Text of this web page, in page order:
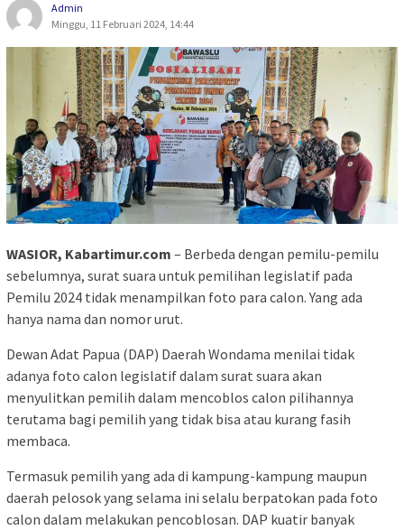
Admin
Minggu, 11 Februari 2024, 14:44
WASIOR, Kabartimur.com – Berbeda dengan pemilu-pemilu
sebelumnya, surat suara untuk pemilihan legislatif pada
Pemilu 2024 tidak menampilkan foto para calon. Yang ada
hanya nama dan nomor urut.
Dewan Adat Papua (DAP) Daerah Wondama menilai tidak
adanya foto calon legislatif dalam surat suara akan
menyulitkan pemilih dalam mencoblos calon pilihannya
terutama bagi pemilih yang tidak bisa atau kurang fasih
membaca.
Termasuk pemilih yang ada di kampung-kampung maupun
daerah pelosok yang selama ini selalu berpatokan pada foto
calon dalam melakukan pencoblosan. DAP kuatir banyak